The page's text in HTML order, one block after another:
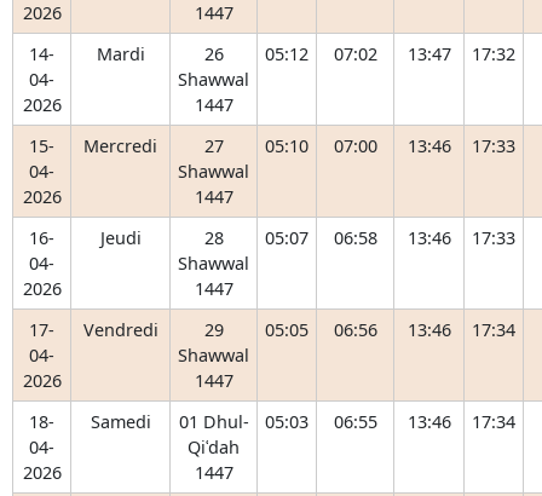
2026
1447
14-
04-
2026
Mardi
26
Shawwal
1447
05:12 07:02 13:47 17:32
15-
04-
2026
Mercredi
27
Shawwal
1447
05:10 07:00 13:46 17:33
16-
04-
2026
Jeudi
28
Shawwal
1447
05:07 06:58 13:46 17:33
17-
04-
2026
Vendredi
29
Shawwal
1447
05:05 06:56 13:46 17:34
18-
04-
2026
Samedi
01 Dhul-
Qiʿdah
1447
05:03 06:55 13:46 17:34